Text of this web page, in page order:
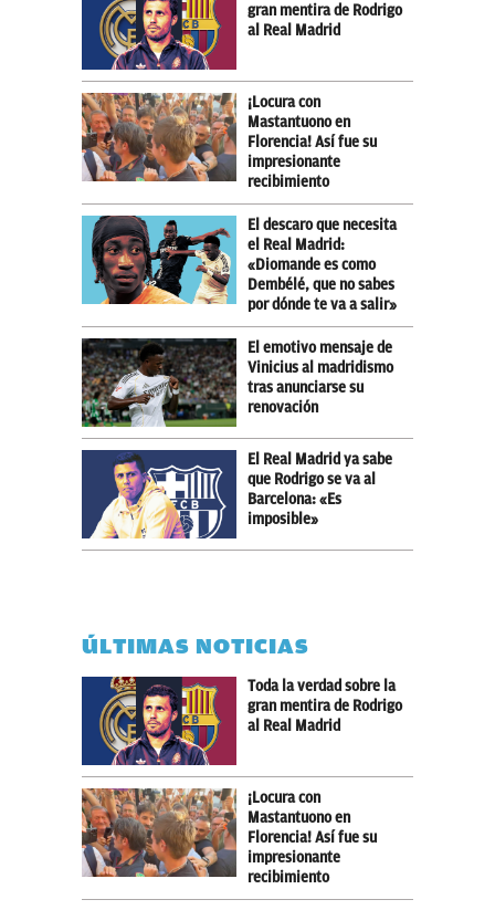
gran mentira de Rodrigo
al Real Madrid
¡Locura con
Mastantuono en
Florencia! Así fue su
impresionante
recibimiento
El descaro que necesita
el Real Madrid:
«Diomande es como
Dembélé, que no sabes
por dónde te va a salir»
El emotivo mensaje de
Vinicius al madridismo
tras anunciarse su
renovación
El Real Madrid ya sabe
que Rodrigo se va al
Barcelona: «Es
imposible»
ÚLTIMAS NOTICIAS
Toda la verdad sobre la
gran mentira de Rodrigo
al Real Madrid
¡Locura con
Mastantuono en
Florencia! Así fue su
impresionante
recibimiento